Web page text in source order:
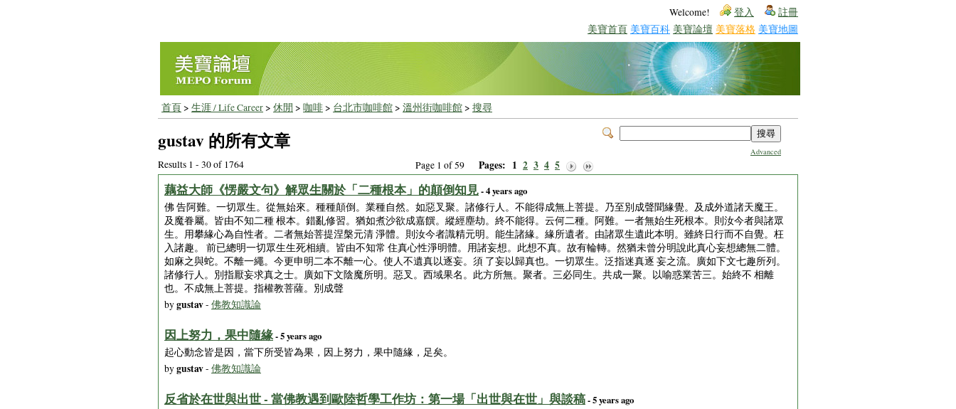
Welcome! 登入 註冊
美寶首頁 美寶百科 美寶論壇 美寶落格 美寶地圖
首頁> 生涯 / Life Career> 休閒 > 咖啡> 台北市咖啡館> 溫州街咖啡館> 搜尋
Advanced
gustav 的所有文章
Page 1 of 59 Pages: 1 2 3 4 5
Results 1 - 30 of 1764
藕益大師《愣嚴文句》解眾生關於「二種根本」的顛倒知見- 4 years ago
佛 告阿難。一切眾生。從無始來。種種顛倒。業種自然。如惡叉聚。諸修行人。不能得成無上菩提。乃至別成聲聞緣覺。及成外道諸天魔王。
及魔眷屬。皆由不知二種 根本。錯亂修習。猶如煮沙欲成嘉饌。縱經塵劫。終不能得。云何二種。阿難。一者無始生死根本。則汝今者與諸眾
生。用攀緣心為自性者。二者無始菩提涅槃元清 淨體。則汝今者識精元明。能生諸緣。緣所遺者。由諸眾生遺此本明。雖終日行而不自覺。枉
入諸趣。 前已總明一切眾生生死相續。皆由不知常 住真心性淨明體。用諸妄想。此想不真。故有輪轉。然猶未曾分明說此真心妄想總無二體。
如麻之與蛇。不離一繩。今更申明二本不離一心。使人不遺真以逐妄。須 了妄以歸真也。一切眾生。泛指迷真逐 妄之流。廣如下文七趣所列。
諸修行人。別指厭妄求真之士。廣如下文陰魔所明。惡叉。西域果名。此方所無。聚者。三必同生。共成一聚。以喻惑業苦三。始終不 相離
也。不成無上菩提。指權教菩薩。別成聲
bygustav- 佛教知識論
因上努力，果中隨緣- 5 years ago
起心動念皆是因，當下所受皆為果，因上努力，果中隨緣，足矣。
bygustav- 佛教知識論
反省於在世與出世 - 當佛教遇到歐陸哲學工作坊：第一場「出世與在世」與談稿- 5 years ago